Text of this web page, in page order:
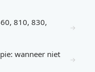
810, 830,
→
wanneer niet
→